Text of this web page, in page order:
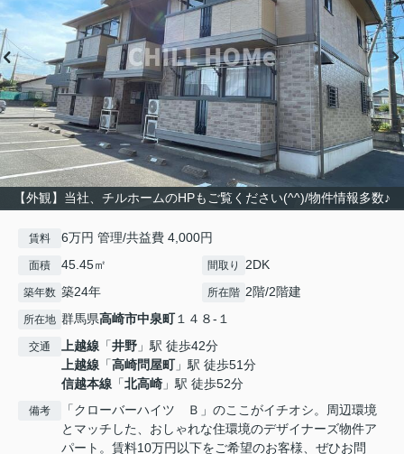
【外観】当社、チルホームのHPもご覧ください(^^)/物件情報多数♪
賃料 6万円 管理/共益費 4,000円
面積 45.45㎡ 間取り 2DK
築年数 築24年 所在階 2階/2階建
所在地 群馬県高崎市中泉町１４８-１
交通 上越線 「井野 」駅 徒歩42分
上越線 「高崎問屋町」駅 徒歩51分
信越本線 「北高崎 」駅 徒歩52分
備考
「クローバーハイツ Ｂ」のここがイチオシ。周辺環境
とマッチした、おしゃれな住環境のデザイナーズ物件ア
パート。賃料10万円以下をご希望のお客様、ぜひお問